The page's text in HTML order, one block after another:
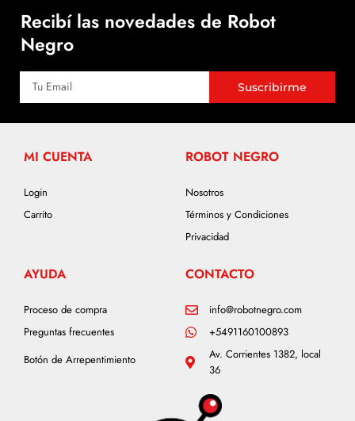
Recibí las novedades de Robot
Negro
Suscribirme
MI CUENTA
Login
Carrito
ROBOT NEGRO
Nosotros
Términos y Condiciones
Privacidad
AYUDA
Proceso de compra
Preguntas frecuentes
Botón de Arrepentimiento
CONTACTO
info@robotnegro.com
+5491160100893
Av. Corrientes 1382, local
36